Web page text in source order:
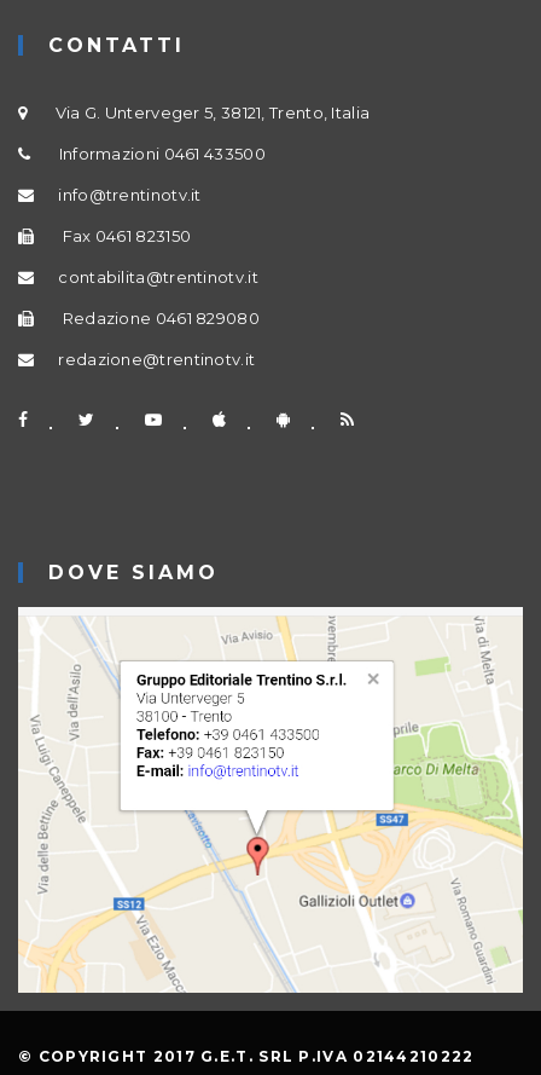
CONTATTI
Via G. Unterveger 5, 38121, Trento, Italia
Informazioni 0461 433500
info@trentinotv.it
Fax 0461 823150
contabilita@trentinotv.it
Redazione 0461 829080
redazione@trentinotv.it
DOVE SIAMO
© COPYRIGHT 2017 G.E.T. SRL P.IVA 02144210222